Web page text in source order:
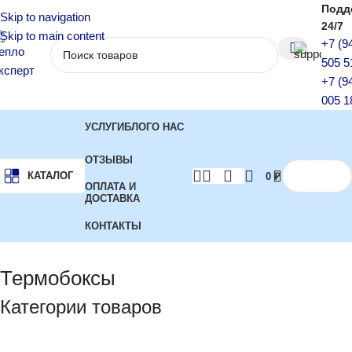
Skip to navigation
Skip to main content
24/7
+7
505
+7
005
КАТАЛОГ
УСЛУГИБЛОГО НАС
ОТЗЫВЫ
ОПЛАТА И
ДОСТАВКА
КОНТАКТЫ
0 ₽
Термобоксы
Категории товаров